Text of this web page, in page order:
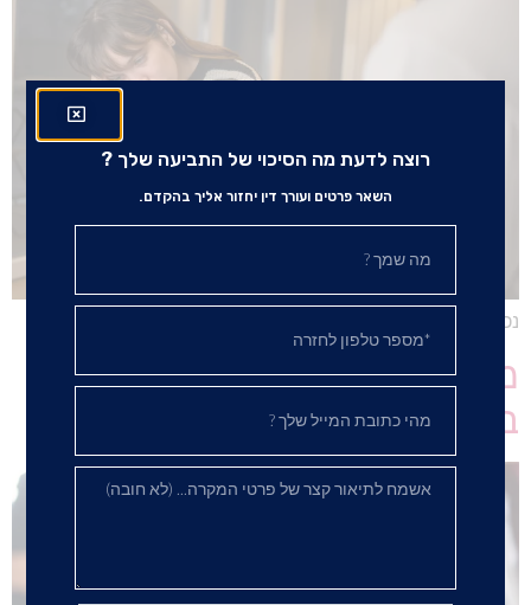
נכות נפשית – מי זכאי ומה הזכויות שלי מהמוסד לביטוח לאומי?
מהן ההטבות למקבלי קצבאות
ביטוח לאומי?
רוצה לדעת מה הסיכוי של התביעה שלך ?
השאר פרטים ועורך דין יחזור אליך בהקדם.